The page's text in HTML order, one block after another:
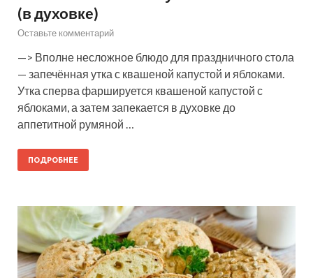
(в духовке)
Оставьте комментарий
—> Вполне несложное блюдо для праздничного стола
— запечённая утка с квашеной капустой и яблоками.
Утка сперва фаршируется квашеной капустой с
яблоками, а затем запекается в духовке до
аппетитной румяной …
ПОДРОБНЕЕ